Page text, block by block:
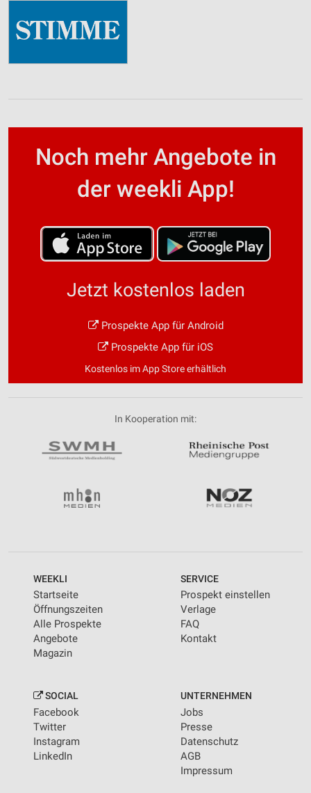
Noch mehr Angebote in
der weekli App!
Jetzt kostenlos laden
Prospekte App für Android
Prospekte App für iOS
Kostenlos im App Store erhältlich
In Kooperation mit:
WEEKLI
Startseite
Öffnungszeiten
Alle Prospekte
Angebote
Magazin
SERVICE
Prospekt einstellen
Verlage
FAQ
Kontakt
SOCIAL
Facebook
Twitter
Instagram
LinkedIn
UNTERNEHMEN
Jobs
Presse
Datenschutz
AGB
Impressum